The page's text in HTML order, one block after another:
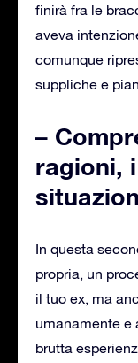
finirà fra le
aveva
comunque
suppliche e
–
ragioni,
In questa
propria, un
il tuo ex, ma
umanamente e
brutta